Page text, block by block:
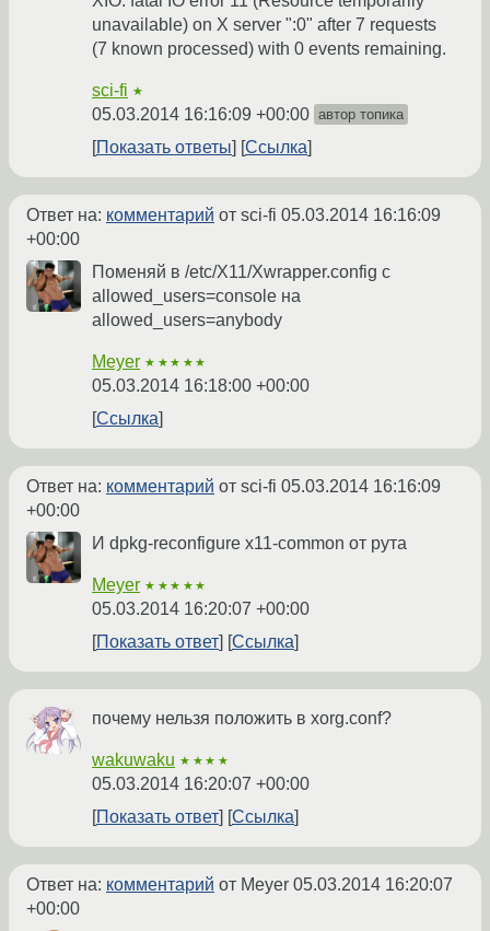
unavailable) on X server ":0" after 7 requests
(7 known processed) with 0 events remaining.
sci-fi ★
05.03.2014 16:16:09 +00:00 автор топика
Показать ответы Ссылка
Ответ на: комментарий от sci-fi 05.03.2014 16:16:09
+00:00
Поменяй в /etc/X11/Xwrapper.config с
allowed_users=console на
allowed_users=anybody
Meyer ★★★★★
05.03.2014 16:18:00 +00:00
Ссылка
Ответ на: комментарий от sci-fi 05.03.2014 16:16:09
+00:00
И dpkg-reconfigure x11-common от рута
Meyer ★★★★★
05.03.2014 16:20:07 +00:00
Показать ответ
Ссылка
почему нельзя положить в xorg.conf?
wakuwaku ★★★★
05.03.2014 16:20:07 +00:00
Показать ответ
Ссылка
Ответ на: комментарий от Meyer 05.03.2014 16:20:07
+00:00